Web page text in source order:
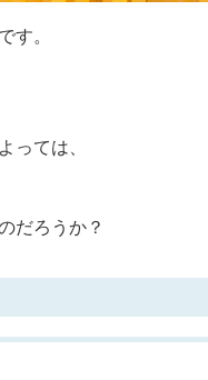
す。
っては、
だろうか？